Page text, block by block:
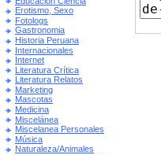
Erotismo, Sexo
Fotologs
Gastronomia
Historia Peruana
Internacionales
Internet
Literatura Crítica
Literatura Relatos
Marketing
Mascotas
Medicina
Miscelánea
Miscelanea Personales
Música
Naturaleza/Animales